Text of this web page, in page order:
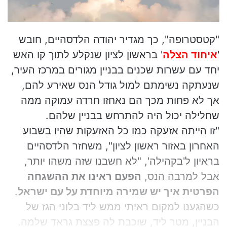
i
"קטסטרופה", כך מגדיר יהודה הלדסהיים, חובש
'איחוד הצלה' בראשון לציון שנקלע לתוך קו האש
יחד עם עשרות שכנים בבניין מגורים במרכז העיר,
שנעתקה נשימתם למול גודל הנס שאירע להם,
אך לא פחות מכך הם נאחזו חרדה עמוקה ממה
שחלילה יכול היה להתרחש בבניין שלהם.
"זו הייתה אזעקה כמו כל האזעקות שהיו בשבוע
האחרון באזור ראשון לציון", משחזר הלדסהיים
בראיון ל'בקהילה', "לא חשבנו שזה משהו יותר,
אבל למרבה הנס, הפעם ראינו את ההשגחה
הפרטית איך יש שמירה מיוחדת על עם ישראל.
כשהגענו למקום ראיתי ממש ליד בלוני הגז של
הבניין, מטר ליד, שוכבת לה פצצת גראד שלמה.